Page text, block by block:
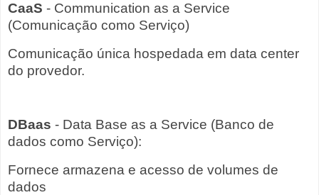
CaaS - Communication as a Service
(Comunicação como Serviço)
Comunicação única hospedada em data center
do provedor.
DBaas - Data Base as a Service (Banco de
dados como Serviço):
Fornece armazena e acesso de volumes de
dados